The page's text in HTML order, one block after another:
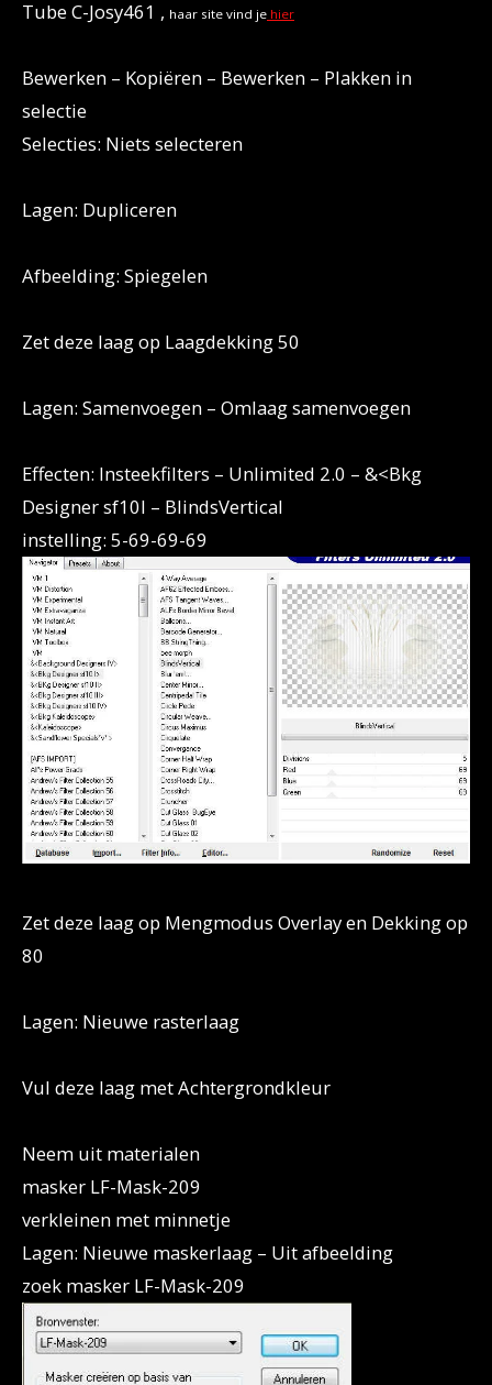
Tube C-Josy461 , haar site vind je hier
Bewerken – Kopiëren – Bewerken – Plakken in
selectie
Selecties: Niets selecteren
Lagen: Dupliceren
Afbeelding: Spiegelen
Zet deze laag op Laagdekking 50
Lagen: Samenvoegen – Omlaag samenvoegen
Effecten: Insteekfilters – Unlimited 2.0 – &<Bkg
Designer sf10I – BlindsVertical
instelling: 5-69-69-69
Zet deze laag op Mengmodus Overlay en Dekking op
80
Lagen: Nieuwe rasterlaag
Vul deze laag met Achtergrondkleur
Neem uit materialen
masker LF-Mask-209
verkleinen met minnetje
Lagen: Nieuwe maskerlaag – Uit afbeelding
zoek masker LF-Mask-209